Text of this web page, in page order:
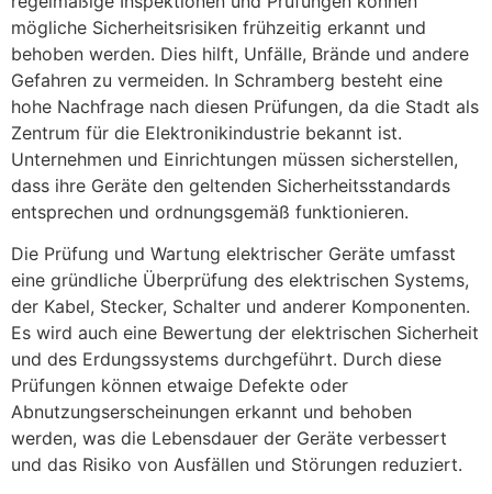
mögliche Sicherheitsrisiken frühzeitig erkannt und
behoben werden. Dies hilft, Unfälle, Brände und andere
Gefahren zu vermeiden. In Schramberg besteht eine
hohe Nachfrage nach diesen Prüfungen, da die Stadt als
Zentrum für die Elektronikindustrie bekannt ist.
Unternehmen und Einrichtungen müssen sicherstellen,
dass ihre Geräte den geltenden Sicherheitsstandards
entsprechen und ordnungsgemäß funktionieren.
Die Prüfung und Wartung elektrischer Geräte umfasst
eine gründliche Überprüfung des elektrischen Systems,
der Kabel, Stecker, Schalter und anderer Komponenten.
Es wird auch eine Bewertung der elektrischen Sicherheit
und des Erdungssystems durchgeführt. Durch diese
Prüfungen können etwaige Defekte oder
Abnutzungserscheinungen erkannt und behoben
werden, was die Lebensdauer der Geräte verbessert
und das Risiko von Ausfällen und Störungen reduziert.